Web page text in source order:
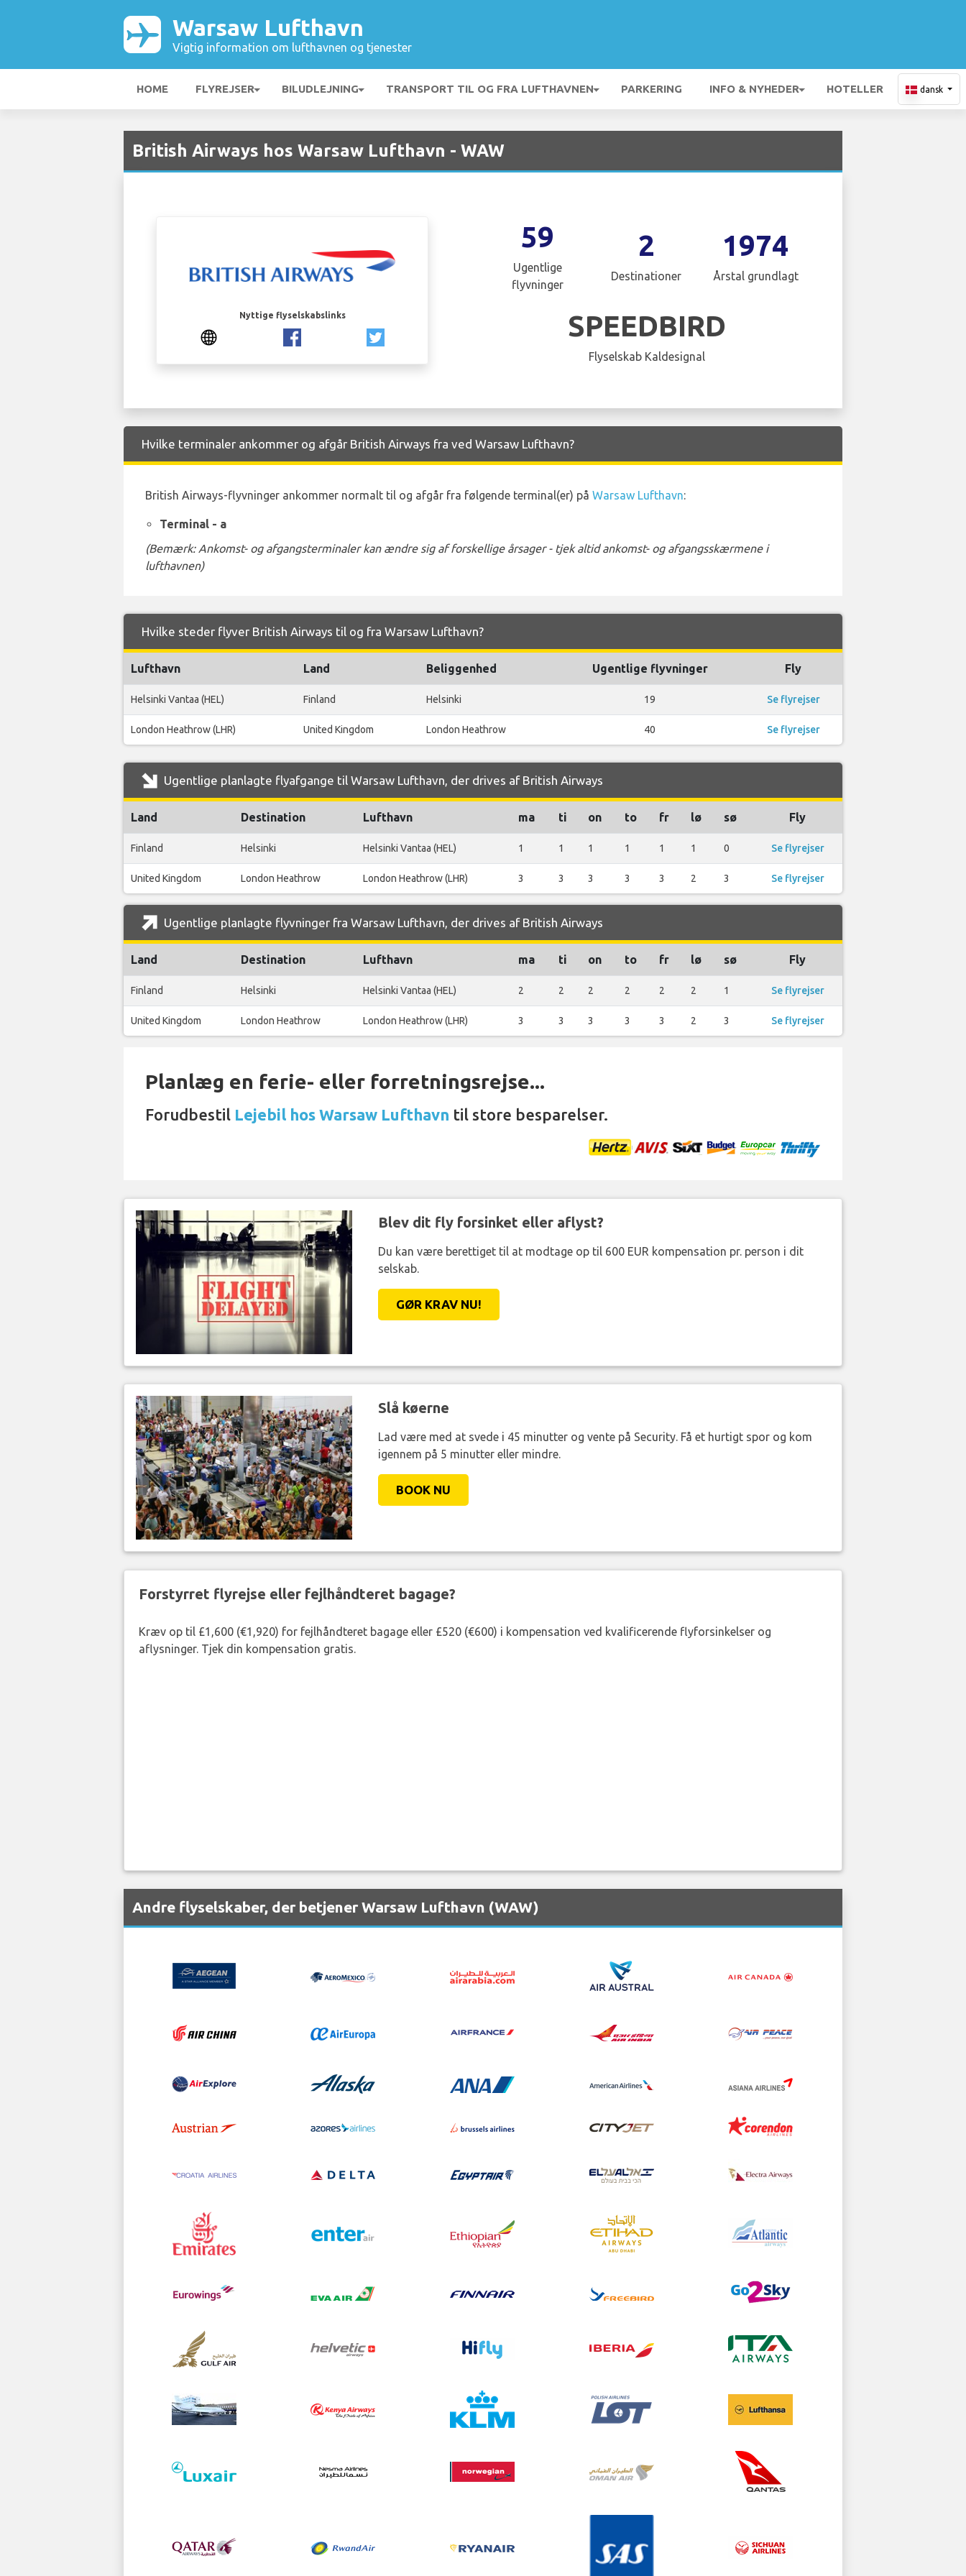
Warsaw Lufthavn
Vigtig information om lufthavnen og tjenester
HOME FLYREJSER BILUDLEJNING TRANSPORT TIL OG FRA LUFTHAVNEN PARKERING INFO & NYHEDER HOTELLER dansk
British Airways hos Warsaw Lufthavn - WAW
Nyttige flyselskabslinks
59
Ugentlige
flyvninger
2
Destinationer
1974
Årstal grundlagt
SPEEDBIRD
Flyselskab Kaldesignal
Hvilke terminaler ankommer og afgår British Airways fra ved Warsaw Lufthavn?
British Airways-flyvninger ankommer normalt til og afgår fra følgende terminal(er) på Warsaw Lufthavn:
Terminal - a
(Bemærk: Ankomst- og afgangsterminaler kan ændre sig af forskellige årsager - tjek altid ankomst- og afgangsskærmene i
lufthavnen)
Hvilke steder flyver British Airways til og fra Warsaw Lufthavn?
Lufthavn Land Beliggenhed Ugentlige flyvninger Fly
Helsinki Vantaa (HEL) Finland Helsinki 19 Se flyrejser
London Heathrow (LHR) United Kingdom London Heathrow 40 Se flyrejser
Ugentlige planlagte flyafgange til Warsaw Lufthavn, der drives af British Airways
Land Destination Lufthavn ma ti on to fr lø sø Fly
Finland Helsinki Helsinki Vantaa (HEL) 1 1 1 1 1 1 0 Se flyrejser
United Kingdom London Heathrow London Heathrow (LHR) 3 3 3 3 3 2 3 Se flyrejser
Ugentlige planlagte flyvninger fra Warsaw Lufthavn, der drives af British Airways
Land Destination Lufthavn ma ti on to fr lø sø Fly
Finland Helsinki Helsinki Vantaa (HEL) 2 2 2 2 2 2 1 Se flyrejser
United Kingdom London Heathrow London Heathrow (LHR) 3 3 3 3 3 2 3 Se flyrejser
Planlæg en ferie- eller forretningsrejse...
Forudbestil Lejebil hos Warsaw Lufthavn til store besparelser.
Blev dit fly forsinket eller aflyst?
Du kan være berettiget til at modtage op til 600 EUR kompensation pr. person i dit
selskab.
GØR KRAV NU!
Slå køerne
Lad være med at svede i 45 minutter og vente på Security. Få et hurtigt spor og kom
igennem på 5 minutter eller mindre.
BOOK NU
Forstyrret flyrejse eller fejlhåndteret bagage?
Kræv op til £1,600 (€1,920) for fejlhåndteret bagage eller £520 (€600) i kompensation ved kvalificerende flyforsinkelser og
aflysninger. Tjek din kompensation gratis.
Andre flyselskaber, der betjener Warsaw Lufthavn (WAW)